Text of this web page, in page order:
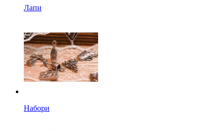
Лапи
Набори